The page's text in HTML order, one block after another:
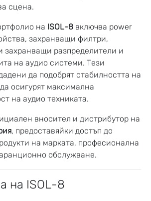
сцена.
на ISOL-8 включва power
захранващи филтри,
захранващи разпределители и
на аудио системи. Тези
да подобрят стабилността на
осигурят максимална
на аудио техниката.
вносител и дистрибутор на
, предоставяйки достъп до
на марката, професионална
обслужване.
на ISOL-8